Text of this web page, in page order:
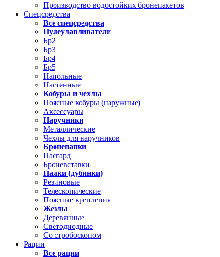
Производство водостойких бронепакетов
Спецсредства
Все спецсредства
Пулеулавливатели
Бр2
Бр3
Бр4
Бр5
Напольные
Настенные
Кобуры и чехлы
Поясные кобуры (наружные)
Аксессуары
Наручники
Металлические
Чехлы для наручников
Бронепапки
Пасгард
Броневставки
Палки (дубинки)
Резиновые
Телескопические
Поясные крепления
Жезлы
Деревянные
Светодиодные
Со стробоскопом
Рации
Все рации